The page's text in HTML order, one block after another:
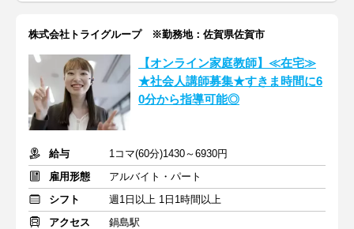
株式会社トライグループ ※勤務地：佐賀県佐賀市
【オンライン家庭教師】≪在宅≫
★社会人講師募集★すきま時間に6
0分から指導可能◎
給与
1コマ(60分)1430～6930円
雇用形態
アルバイト・パート
シフト
週1日以上 1日1時間以上
アクセス
鍋島駅